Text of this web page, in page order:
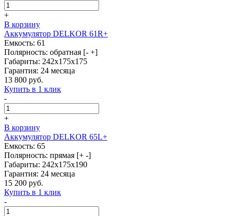
+
В корзину
Аккумулятор DELKOR 61R+
Емкость: 61
Полярность: обратная [- +]
Габариты: 242x175x175
Гарантия: 24 месяца
13 800 руб.
Купить в 1 клик
-
+
В корзину
Аккумулятор DELKOR 65L+
Емкость: 65
Полярность: прямая [+ -]
Габариты: 242x175x190
Гарантия: 24 месяца
15 200 руб.
Купить в 1 клик
-